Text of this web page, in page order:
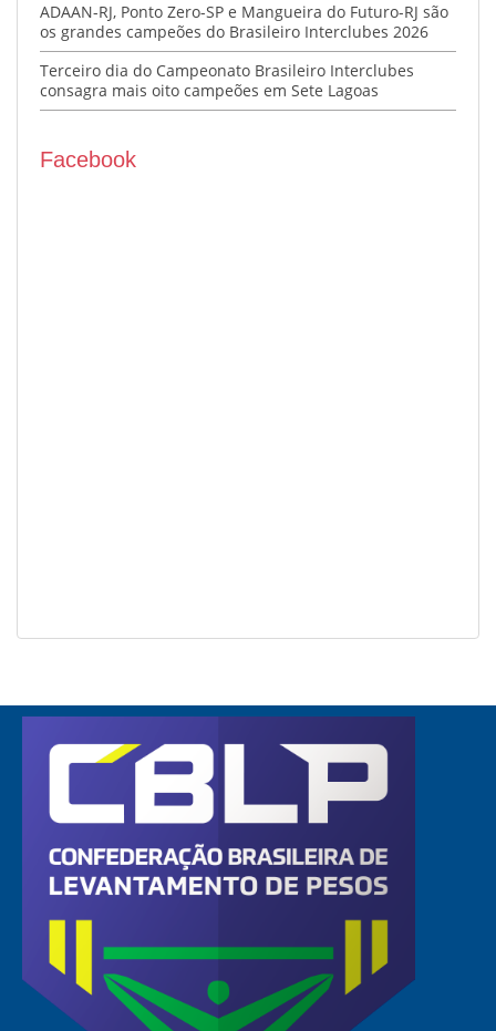
ADAAN-RJ, Ponto Zero-SP e Mangueira do Futuro-RJ são
os grandes campeões do Brasileiro Interclubes 2026
Terceiro dia do Campeonato Brasileiro Interclubes
consagra mais oito campeões em Sete Lagoas
Facebook